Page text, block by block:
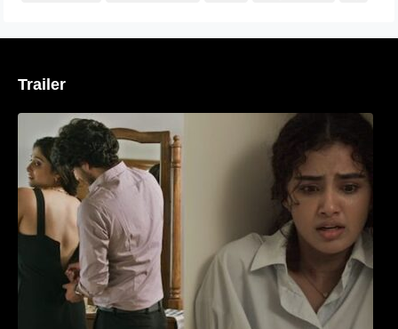
Trailer
‘മരീചിക’യുമായി അനുപമ പരമേശ്വരൻ;
മിസ്റ്ററി ത്രില്ലർ ട്രെയിലർ
വൈറലാകുന്നു..